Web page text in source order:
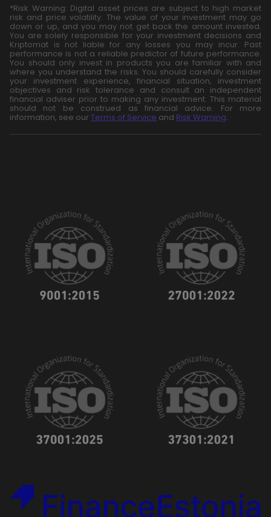
*Risk Warning: Digital asset prices are subject to high market
risk and price volatility. The value of your investment may go
down or up, and you may not get back the amount invested.
You are solely responsible for your investment decisions and
Kriptomat is not liable for any losses you may incur. Past
performance is not a reliable predictor of future performance.
You should only invest in products you are familiar with and
where you understand the risks. You should carefully consider
your investment experience, financial situation, investment
objectives and risk tolerance and consult an independent
financial adviser prior to making any investment. This material
should not be construed as financial advice. For more
information, see our Terms of Service and Risk Warning.